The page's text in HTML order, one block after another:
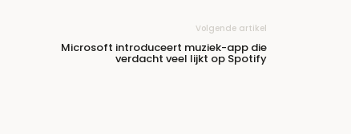
Volgende artikel
Microsoft introduceert muziek-app die
verdacht veel lijkt op Spotify